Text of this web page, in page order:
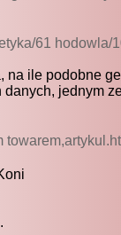
61 hodowla/
na ile podobne
jednym